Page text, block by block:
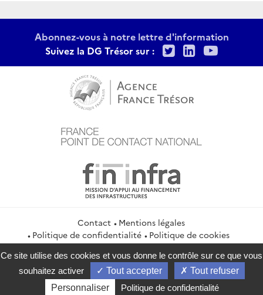
Abonnez-vous à notre lettre d'information
Suivez la DG Trésor sur :
TwitterLinkedIn
Contact
Mentions légales
Politique de confidentialité
Politique de cookies
Gestion des cookies
service-public.gouv.fr
legifrance.gouv.fr
info.gouv.fr
data.gouv.fr
Ce site utilise des cookies et vous donne le contrôle sur ce que vous
souhaitez activer
Tout accepter
Tout refuser
Personnaliser
Politique de confidentialité